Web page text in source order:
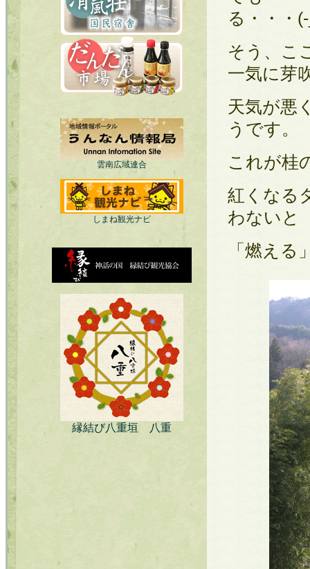
雲南広域連合
しまね観光ナビ
縁結び八重垣 八重
る・・・
そう、こ
一気に芽
天気が悪
うです。
これが桂
紅くなる
わないと
「燃え